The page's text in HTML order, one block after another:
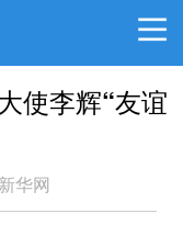
使李辉“友谊
新华网